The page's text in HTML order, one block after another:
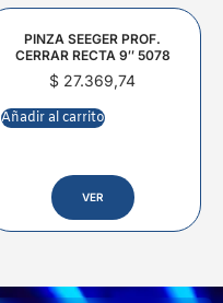
PINZA SEEGER PROF.
CERRAR RECTA 9″ 5078
$ 27.369,74
Añadir al carrito
VER